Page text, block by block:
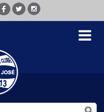
Toggle